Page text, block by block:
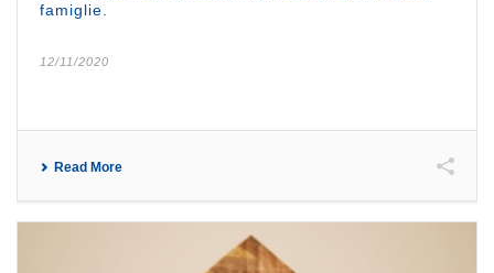
famiglie.
12/11/2020
Read More